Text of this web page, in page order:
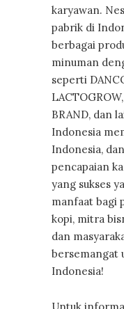
karyawan.
pabrik di
berbagai
minuman
seperti
BRAND, dan
Indonesia
Indonesia,
pencapaian
yang sukses
manfaat bagi
kopi, mitra
dan
bersemangat
Indonesia!
Untuk